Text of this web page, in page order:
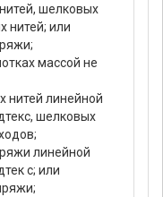
шелковых
нитей; или
массой не
нитей линейной
шелковых
линейной
с; или